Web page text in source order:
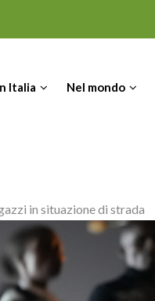
Italia Nel mondo
in situazione di strada